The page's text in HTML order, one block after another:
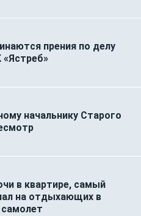
прения по делу
начальнику Старого
в квартире, самый
на отдыхающих в